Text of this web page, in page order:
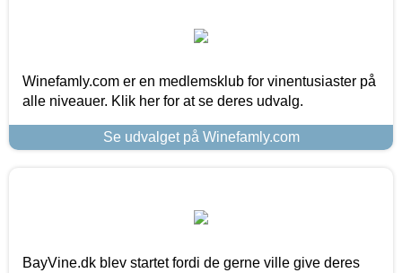
Winefamly.com er en medlemsklub for vinentusiaster på
alle niveauer. Klik her for at se deres udvalg.
Se udvalget på Winefamly.com
BayVine.dk blev startet fordi de gerne ville give deres